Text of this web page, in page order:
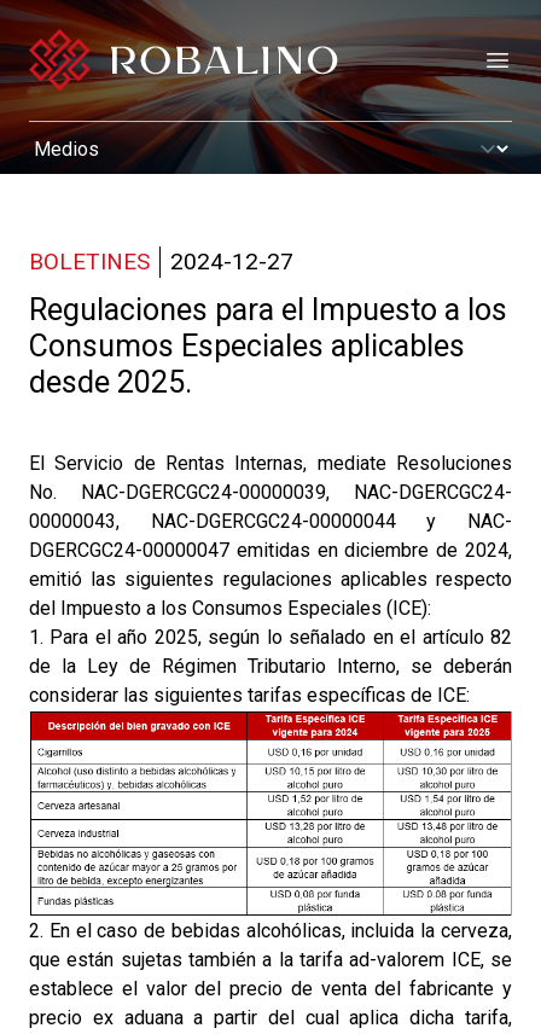
BOLETINES 2024-12-27
Regulaciones para el Impuesto a los
Consumos Especiales aplicables
desde 2025.
El Servicio de Rentas Internas, mediate Resoluciones
No. NAC-DGERCGC24-00000039, NAC-DGERCGC24-
00000043, NAC-DGERCGC24-00000044 y NAC-
DGERCGC24-00000047 emitidas en diciembre de 2024,
emitió las siguientes regulaciones aplicables respecto
del Impuesto a los Consumos Especiales (ICE):
1. Para el año 2025, según lo señalado en el artículo 82
de la Ley de Régimen Tributario Interno, se deberán
considerar las siguientes tarifas específicas de ICE:
2. En el caso de bebidas alcohólicas, incluida la cerveza,
que están sujetas también a la tarifa ad-valorem ICE, se
establece el valor del precio de venta del fabricante y
precio ex aduana a partir del cual aplica dicha tarifa,